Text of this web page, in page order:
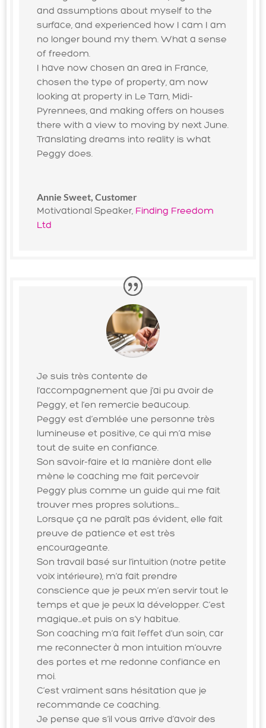
and assumptions about myself to the
surface, and experienced how I cam I am
no longer bound my them. What a sense
of freedom.
I have now chosen an area in France,
chosen the type of property, am now
looking at property in Le Tarn, Midi-
Pyrennees, and making offers on houses
there with a view to moving by next June.
Translating dreams into reality is what
Peggy does.
Annie Sweet, Customer
Motivational Speaker, Finding Freedom
Ltd
Je suis très contente de
l’accompagnement que j’ai pu avoir de
Peggy, et l’en remercie beaucoup.
Peggy est d’emblée une personne très
lumineuse et positive, ce qui m’a mise
tout de suite en confiance.
Son savoir-faire et la manière dont elle
mène le coaching me fait percevoir
Peggy plus comme un guide qui me fait
trouver mes propres solutions….
Lorsque ça ne paraît pas évident, elle fait
preuve de patience et est très
encourageante.
Son travail basé sur l’intuition (notre petite
voix intérieure), m’a fait prendre
conscience que je peux m’en servir tout le
temps et que je peux la développer. C’est
magique…et puis on s’y habitue.
Son coaching m’a fait l’effet d’un soin, car
me reconnecter à mon intuition m’ouvre
des portes et me redonne confiance en
moi.
C’est vraiment sans hésitation que je
recommande ce coaching.
Je pense que s’il vous arrive d’avoir des